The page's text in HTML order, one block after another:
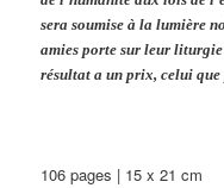
sera soumise à la lumière
amies porte sur leur
résultat a un prix, celui
106 pages | 15 x 21 cm